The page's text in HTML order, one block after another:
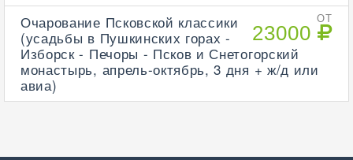
ОТ
23000
Очарование Псковской классики
(усадьбы в Пушкинских горах -
Изборск - Печоры - Псков и Снетогорский
монастырь, апрель-октябрь, 3 дня + ж/д или
авиа)